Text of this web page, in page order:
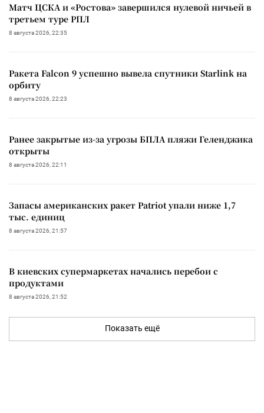
Матч ЦСКА и «Ростова» завершился нулевой ничьей в
третьем туре РПЛ
8 августа 2026, 22:35
Ракета Falcon 9 успешно вывела спутники Starlink на
орбиту
8 августа 2026, 22:23
Ранее закрытые из-за угрозы БПЛА пляжи Геленджика
открыты
8 августа 2026, 22:11
Запасы американских ракет Patriot упали ниже 1,7
тыс. единиц
8 августа 2026, 21:57
В киевских супермаркетах начались перебои с
продуктами
8 августа 2026, 21:52
Показать ещё